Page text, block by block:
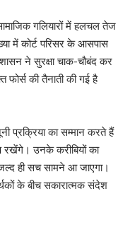
गलियारों में हलचल तेज
में कोर्ट परिसर के आसपास
ने सुरक्षा चाक-चौबंद कर
की तैनाती की गई है
प्रक्रिया का सम्मान करते हैं
रखेंगे। उनके करीबियों का
ही सच सामने आ जाएगा।
के बीच सकारात्मक संदेश